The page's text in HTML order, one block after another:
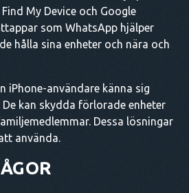
My Device och Google
som WhatsApp hjälper
hålla sina enheter och nära och
iPhone-användare känna sig
kan skydda förlorade enheter
Dessa lösningar
använda.